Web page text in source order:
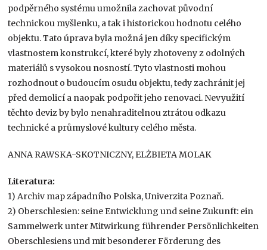
podpěrného systému umožnila zachovat původní
technickou myšlenku, a tak i historickou hodnotu celého
objektu. Tato úprava byla možná jen díky specifickým
vlastnostem konstrukcí, které byly zhotoveny z odolných
materiálů s vysokou nosností. Tyto vlastnosti mohou
rozhodnout o budoucím osudu objektu, tedy zachránit jej
před demolicí a naopak podpořit jeho renovaci. Nevyužití
těchto deviz by bylo nenahraditelnou ztrátou odkazu
technické a průmyslové kultury celého města.
ANNA RAWSKA-SKOTNICZNY, ELŻBIETA MOLAK
Literatura:
1) Archiv map západního Polska, Univerzita Poznaň.
2) Oberschlesien: seine Entwicklung und seine Zukunft: ein
Sammelwerk unter Mitwirkung führender Persönlichkeiten
Oberschlesiens und mit besonderer Förderung des